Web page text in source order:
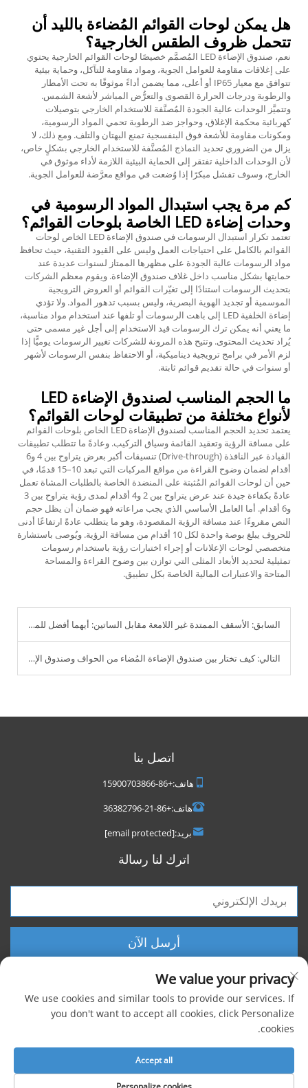
هل يمكن لوحات القوائم المُضاءة بالليد أن
تتحمل ظروف الطقس الخارجية؟
نعم، صندوق الإضاءة LED المُصمَّم خصيصًا لوحات القوائم الخارجية يحتوي
على إغلاقات مقاومة للعوامل الجوية، ومواد مقاومة للتآكل، وحماية بيئية
تتوافق مع معيار IP65 أو أعلى، مما يضمن أداءً موثوقًا به تحت الأمطار
والرطوبة ودرجات الحرارة القصوى والتعرُّض المباشر لأشعة الشمس.
وتتميَّز الوحدات عالية الجودة المُصنَّفة للاستخدام الخارجي بتوصيلات
كهربائية محكمة الإغلاق، وحواجز ضد الرطوبة تحمي المواد الرسومية،
ومكونات مقاومة للأشعة فوق البنفسجية تمنع البهتان والتلف. ومع ذلك، لا
يزال من الضروري تحديد النماذج المُصنَّفة للاستخدام الخارجي بشكلٍ خاص،
لأن الوحدات الداخلية تفتقر إلى الحماية البيئية اللازمة لأداء موثوق في
الخارج، وسوف تفشل مبكرًا إذا وُضعت في مواقع معرَّضة للعوامل الجوية.
كم مرة يجب استبدال المواد الرسومية في
وحدات إضاءة LED الخاصة بلوحات القوائم؟
تعتمد تكرار استبدال الرسومات في صندوق الإضاءة LED الخاص لوحات
القوائم بالكامل على احتياجات العمل وليس على القيود التقنية، حيث تحافظ
مواد الرسومات عالية الجودة على مظهرها الممتاز لسنوات عديدة عند
حمايتها بشكل مناسب داخل غلاف صندوق الإضاءة. ويقوم معظم الشركات
بتحديث الرسومات استنادًا إلى تغيّرات القوائم أو العروض الترويجية
الموسمية أو تجديد الهوية البصرية، وليس بسبب تدهور المواد. ولا تؤدي
إضاءة الخلفية LED إلى باهت الرسومات أو تلفها عند استخدام مواد مناسبة،
ما يعني أنه يمكن ترك الرسومات قيد الاستخدام إلى أجل غير مسمى حتى
يُراد تحديث المحتوى. وتتيح هذه المرونة للشركات تغيير الرسومات يوميًّا إذا
لزم الأمر في برامج ترويجية ديناميكية، أو الاحتفاظ بنفس الرسومات لأشهر
أو سنوات في حالة تقديم قوائم ثابتة.
ما الحجم المناسب لصندوق الإضاءة LED
لأنواع مختلفة من تطبيقات لوحات القوائم؟
يعتمد تحديد الحجم المناسب لصندوق الإضاءة LED الخاص بلوحات القوائم
على مسافة الرؤية وتعقيد القائمة وسياق التركيب. وعادةً ما تتطلب تطبيقات
القيادة عبر النافذة (Drive-through) تنسيقات أكبر بعرض يتراوح بين 4 و6
أقدام لضمان وضوح القراءة من مواقع المركبات التي تبعد 10–15 قدمًا، في
حين أن لوحات القوائم المُثبتة على المنضدة الخاصة بالطلبات المشاة تعمل
عادةً بكفاءة جيدة عند عرض يتراوح بين 2 و4 أقدام لمدى رؤية يتراوح بين 3
و6 أقدام. أما العامل الأساسي الذي يجب مراعاته فهو ضمان أن يظل حجم
النص مقروءًا عند مسافة الرؤية المقصودة، وهو ما يتطلب عادةً ارتفاعًا أدنى
للحروف يبلغ بوصة واحدة لكل 10 أقدام من مسافة الرؤية. ويُوصى باستشارة
متخصصي لوحات الإعلانات أو إجراء اختبارات رؤية باستخدام رسومات
تمثيلية لتحديد الأبعاد المثلى التي توازن بين وضوح القراءة والمساحة
المتاحة والاعتبارات المالية الخاصة بكل تطبيق.
السابق: الأسقف الممتدة غير اللامعة مقابل الساتين: أيهما أفضل للمصممين والمنفذين؟
التالي:كيف تختار بين صندوق الإضاءة المُضاء من الحواف وصندوق الإضاءة المُضاء من الخلف للاستخدام الخارجي؟
اتصل بنا
هاتف:+86-15900703866
هاتف:+86-21-36382796
بريد:[email protected]
اترك لنا رسالة
أرسل الآن
We value your privacy
We use cookies and similar tools to provide our services. If
you don't want to accept all cookies, click Personalize
cookies.
Accept all